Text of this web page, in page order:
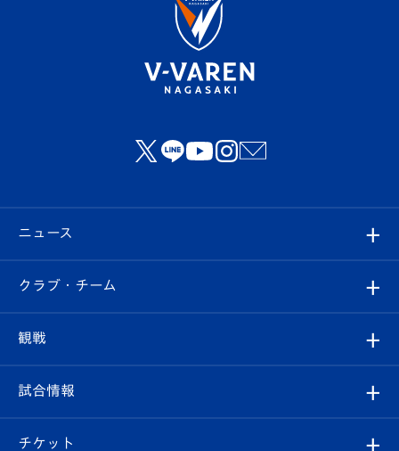
ニュース
すべて
クラブ
試合情報
クラブ・チーム
クラブ概要
観戦
観戦ルール
試合情報
試合日程/結果
チケット